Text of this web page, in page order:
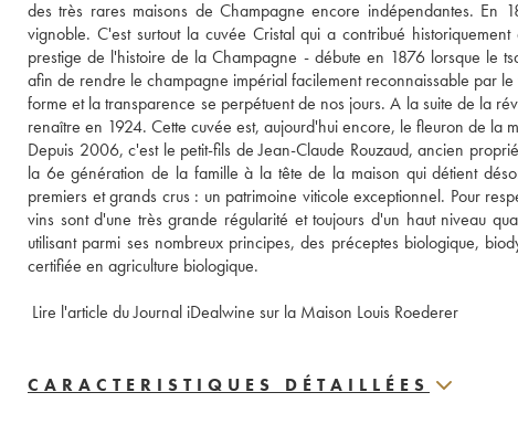
des très rares maisons de Champagne encore indépendantes. En
vignoble. C'est surtout la cuvée Cristal qui a contribué
prestige de l'histoire de la Champagne - débute en 1876 lorsque le
afin de rendre le champagne impérial facilement reconnaissable par
forme et la transparence se perpétuent de nos jours. A la suite de la
renaître en 1924. Cette cuvée est, aujourd'hui encore, le fleuron de la
Depuis 2006, c'est le petit-fils de Jean-Claude Rouzaud, ancien
la 6e génération de la famille à la tête de la maison qui détient
premiers et grands crus : un patrimoine viticole exceptionnel. Pour
vins sont d'une très grande régularité et toujours d'un haut niveau
utilisant parmi ses nombreux principes, des préceptes biologique,
certifiée en agriculture biologique.
Lire l'article du Journal iDealwine sur la Maison Louis Roederer
CARACTERISTIQUES DÉTAILLÉES